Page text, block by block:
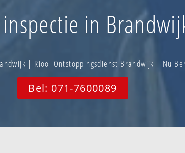
in
| Riool Ontstoppingsdienst Brandwijk | Nu
Bel: 071-7600089